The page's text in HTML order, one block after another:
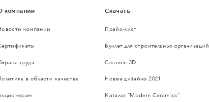
компании
компании
труда
в области качества
Скачать
Прайс-лист
Буклет для строительных организаций
Ceramic 3D
Новые дизайны 2021
Каталог "Modern Ceramics"